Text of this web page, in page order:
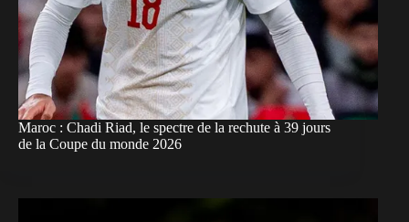
Maroc : Chadi Riad, le spectre de la rechute à 39 jours
de la Coupe du monde 2026